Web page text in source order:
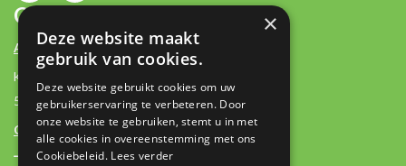
CONTACT INFORMATIE
Adresgegevens:
Keizersveld 25
5803 AM Venray
Contactgegevens:
+31 (0)85 2362500
×
Deze website maakt
gebruik van cookies.
Deze website gebruikt cookies om uw
gebruikerservaring te verbeteren. Door
onze website te gebruiken, stemt u in met
alle cookies in overeenstemming met ons
Cookiebeleid. Lees verder